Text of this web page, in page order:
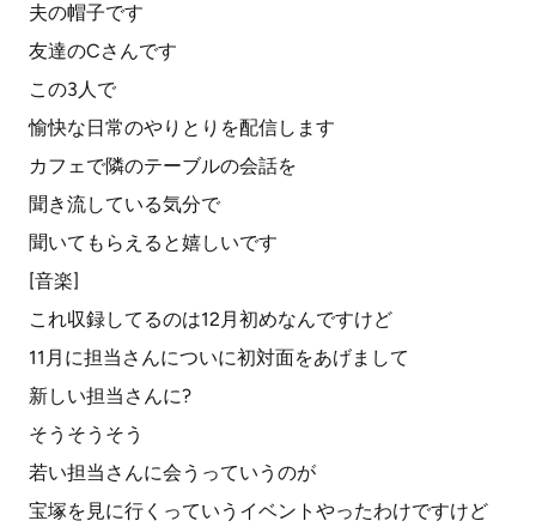
夫の帽子です
友達のCさんです
この3人で
愉快な日常のやりとりを配信します
カフェで隣のテーブルの会話を
聞き流している気分で
聞いてもらえると嬉しいです
[音楽]
これ収録してるのは12月初めなんですけど
11月に担当さんについに初対面をあげまして
新しい担当さんに?
そうそうそう
若い担当さんに会うっていうのが
宝塚を見に行くっていうイベントやったわけですけど